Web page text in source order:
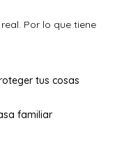
Por lo que tiene
tus cosas
familiar